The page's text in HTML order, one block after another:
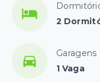
2
Garagens
1 Vaga